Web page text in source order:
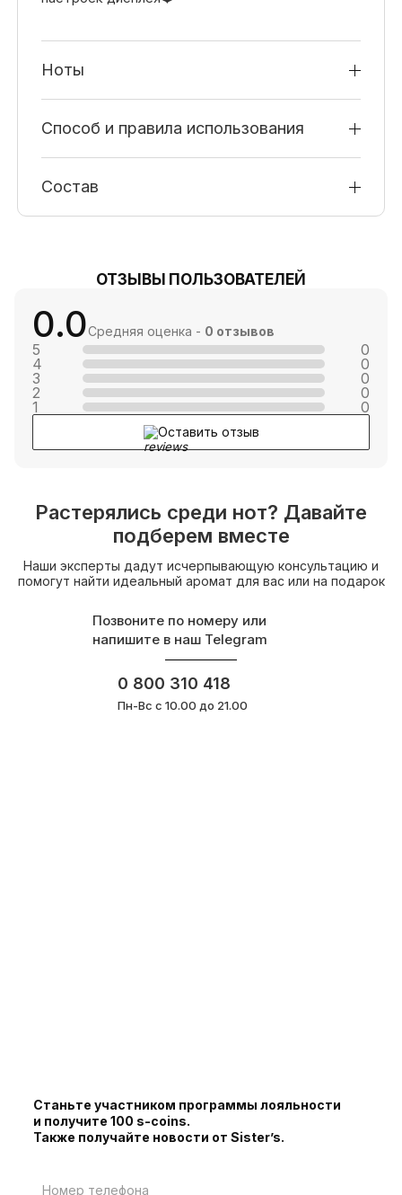
Ноты
Способ и правила использования
Состав
ОТЗЫВЫ ПОЛЬЗОВАТЕЛЕЙ
0.0Средняя оценка - 0 отзывов
5
0
4
0
3
0
2
0
1
0
Оставить отзыв
Растерялись среди нот? Давайте
подберем вместе
Наши эксперты дадут исчерпывающую консультацию и
помогут найти идеальный аромат для вас или на подарок
Позвоните по номеру или
напишите в наш Telegram
0 800 310 418
Пн-Вс с 10.00 до 21.00
Станьте участником программы лояльности
и получите 100 s-coins.
Также получайте новости от Sister’s.